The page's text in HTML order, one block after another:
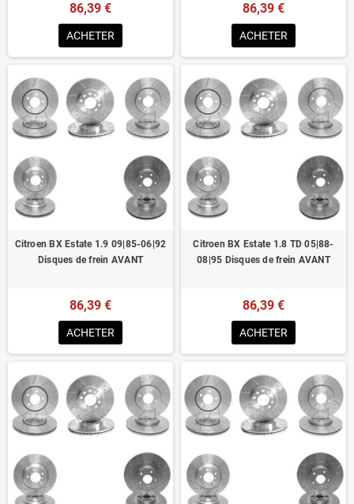
86,39 €
ACHETER
86,39 €
ACHETER
Citroen BX Estate 1.9 09|85-06|92
Disques de frein AVANT
86,39 €
ACHETER
Citroen BX Estate 1.8 TD 05|88-
08|95 Disques de frein AVANT
86,39 €
ACHETER